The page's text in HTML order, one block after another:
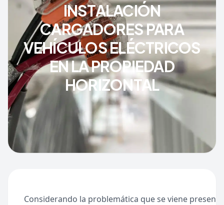
INSTALACIÓN
CARGADORES PARA
VEHÍCULOS ELÉCTRICOS
EN LA PROPIEDAD
HORIZONTAL
Considerando la problemática que se viene